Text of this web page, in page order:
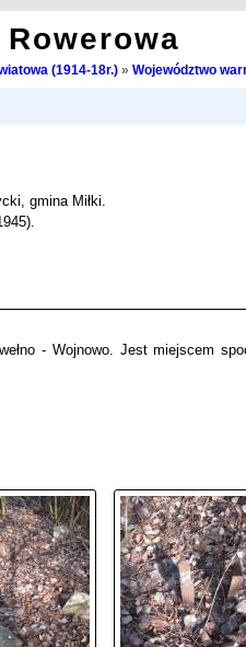
(1914-18r.)» Województwo
gmina Miłki.
- Wojnowo. Jest miejscem